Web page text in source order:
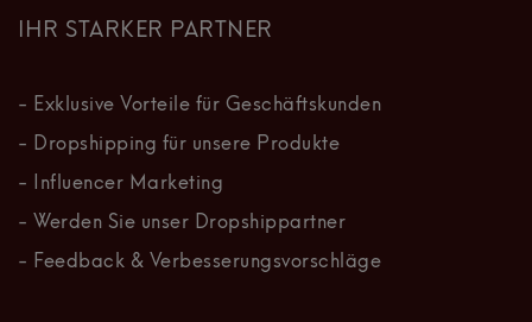
IHR STARKER PARTNER
- Exklusive Vorteile für Geschäftskunden
- Dropshipping für unsere Produkte
- Influencer Marketing
- Werden Sie unser Dropshippartner
- Feedback & Verbesserungsvorschläge